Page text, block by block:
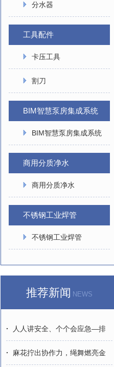
分水器
工具配件
卡压工具
割刀
BIM智慧泵房集成系统
BIM智慧泵房集成系统
商用分质净水
商用分质净水
不锈钢工业焊管
不锈钢工业焊管
推荐新闻 NEWS
· 人人讲安全、个个会应急—排
查整治风险隐患
· 麻花拧出协作力，绳舞燃亮金